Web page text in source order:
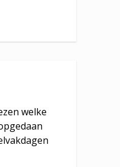
welke